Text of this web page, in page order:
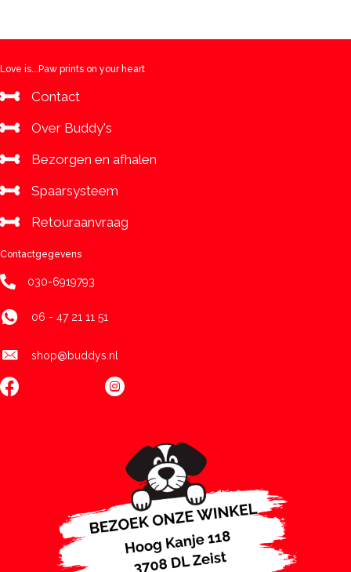
Love is...Paw prints on your heart
Contact
Over Buddy's
Bezorgen en afhalen
Spaarsysteem
Retouraanvraag
Contactgegevens
030-6919793
06 - 47 21 11 51
shop@buddys.nl